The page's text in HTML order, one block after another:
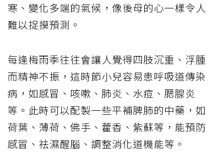
寒、變化多端的氣候，像後母的心一樣令人
難以捉摸預測。
每逢梅雨季往往會讓人覺得四肢沉重、浮腫
而精神不振，這時節小兒容易患呼吸道傳染
病，如感冒、咳嗽、肺炎、水痘、腮腺炎
等。此時可以配製一些平補脾肺的中藥，如
荷葉、薄荷、佛手、藿香、紫蘇等，能預防
感冒、祛濕醒腦、調整消化道機能等。